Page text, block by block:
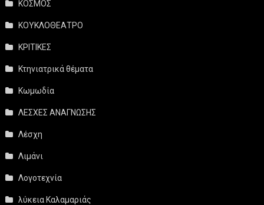
ΚΟΣΜΟΣ
ΚΟΥΚΛΟΘΕΑΤΡΟ
ΚΡΙΤΙΚΕΣ
Κτηνιατρικά θέματα
Κωμωδία
ΛΕΣΧΕΣ ΑΝΑΓΝΩΣΗΣ
Λέσχη
Λιμάνι
Λογοτεχνία
λύκεια Καλαμαριάς